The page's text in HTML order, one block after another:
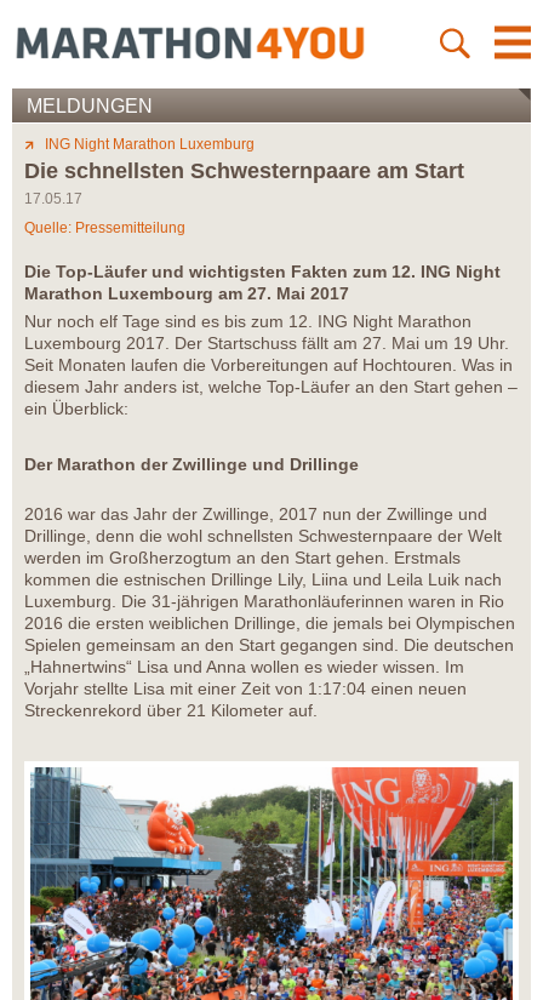
MELDUNGEN
ING Night Marathon Luxemburg
Die schnellsten Schwesternpaare am Start
17.05.17
Quelle: Pressemitteilung
Die Top-Läufer und wichtigsten Fakten zum 12. ING Night
Marathon Luxembourg am 27. Mai 2017
Nur noch elf Tage sind es bis zum 12. ING Night Marathon
Luxembourg 2017. Der Startschuss fällt am 27. Mai um 19 Uhr.
Seit Monaten laufen die Vorbereitungen auf Hochtouren. Was in
diesem Jahr anders ist, welche Top-Läufer an den Start gehen –
ein Überblick:
Der Marathon der Zwillinge und Drillinge
2016 war das Jahr der Zwillinge, 2017 nun der Zwillinge und
Drillinge, denn die wohl schnellsten Schwesternpaare der Welt
werden im Großherzogtum an den Start gehen. Erstmals
kommen die estnischen Drillinge Lily, Liina und Leila Luik nach
Luxemburg. Die 31-jährigen Marathonläuferinnen waren in Rio
2016 die ersten weiblichen Drillinge, die jemals bei Olympischen
Spielen gemeinsam an den Start gegangen sind. Die deutschen
„Hahnertwins“ Lisa und Anna wollen es wieder wissen. Im
Vorjahr stellte Lisa mit einer Zeit von 1:17:04 einen neuen
Streckenrekord über 21 Kilometer auf.